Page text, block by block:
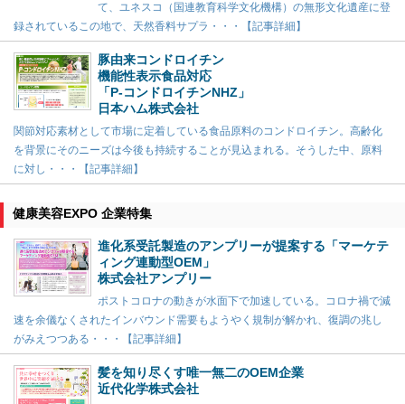
て、ユネスコ（国連教育科学文化機構）の無形文化遺産に登
録されているこの地で、天然香料サプラ・・・【記事詳細】
豚由来コンドロイチン
機能性表示食品対応
「P-コンドロイチンNHZ」
日本ハム株式会社
関節対応素材として市場に定着している食品原料のコンドロイチン。高齢化
を背景にそのニーズは今後も持続することが見込まれる。そうした中、原料
に対し・・・【記事詳細】
健康美容EXPO 企業特集
進化系受託製造のアンプリーが提案する「マーケテ
ィング連動型OEM」
株式会社アンプリー
ポストコロナの動きが水面下で加速している。コロナ禍で減
速を余儀なくされたインバウンド需要もようやく規制が解かれ、復調の兆し
がみえつつある・・・【記事詳細】
髪を知り尽くす唯一無二のOEM企業
近代化学株式会社